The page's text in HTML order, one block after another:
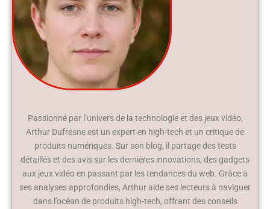
Passionné par l’univers de la technologie et des jeux vidéo,
Arthur Dufresne est un expert en high-tech et un critique de
produits numériques. Sur son blog, il partage des tests
détaillés et des avis sur les dernières innovations, des gadgets
aux jeux vidéo en passant par les tendances du web. Grâce à
ses analyses approfondies, Arthur aide ses lecteurs à naviguer
dans l’océan de produits high-tech, offrant des conseils